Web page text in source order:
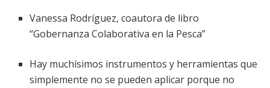
Vanessa Rodríguez, coautora de libro
“Gobernanza Colaborativa en la Pesca”
Hay muchísimos instrumentos y herramientas que
simplemente no se pueden aplicar porque no